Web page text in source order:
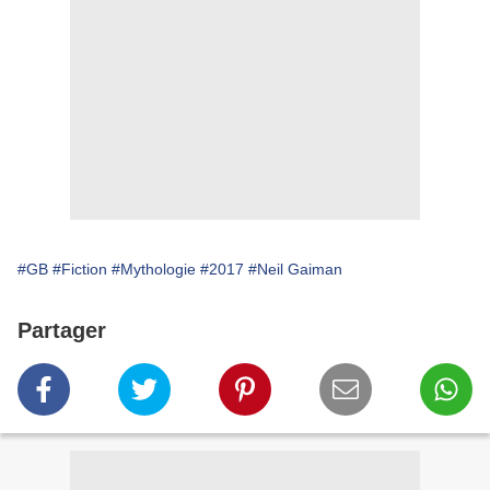
#GB #Fiction #Mythologie #2017 #Neil Gaiman
Partager